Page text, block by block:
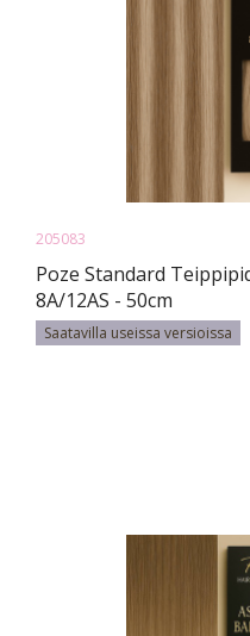
205083
Poze Standard
8A/12AS - 50cm
Saatavilla useissa versioissa